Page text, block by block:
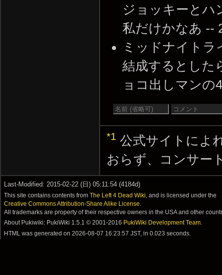
ジョッキーとハ
私だけかなあ --
ミッドナイトラ
結成するとした
ョコ出しマンの
*1 公式サイトによ
おらず、コンサー
Last-Modified: 2015-02-22 (日) 05:11:54 (4184d)
This site contains contents fromThe Left 4 Dead Wiki , and is licensed under the
Creative Commons Attribution-Share Alike License
All trademarks are property of their respective owners in the USA and other
About Pukiwiki: PukiWiki 1.5.1 © 2001-2016 PukiWiki Development Team
HTML was generated on2026-08-07 16:23:57 JST , in 0.023 seconds.